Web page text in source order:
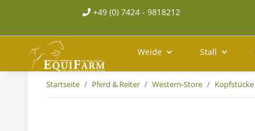
+49 (0) 7424 - 9818212
Weide Stall
Startseite Pferd & Reiter Western-Store Kopfstücke